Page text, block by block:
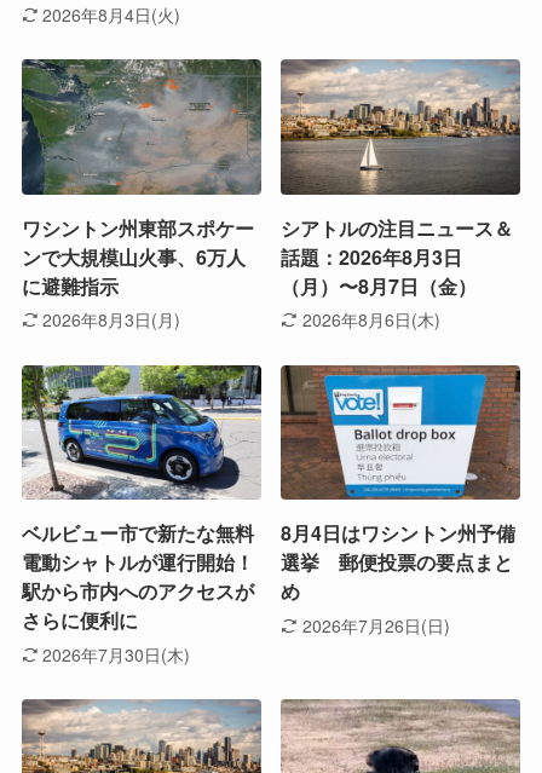
2026年8月4日(火)
ワシントン州東部スポケー
ンで大規模山火事、6万人
に避難指示
2026年8月3日(月)
シアトルの注目ニュース＆
話題：2026年8月3日
（月）〜8月7日（金）
2026年8月6日(木)
ベルビュー市で新たな無料
電動シャトルが運行開始！
駅から市内へのアクセスが
さらに便利に
2026年7月30日(木)
8月4日はワシントン州予備
選挙 郵便投票の要点まと
め
2026年7月26日(日)